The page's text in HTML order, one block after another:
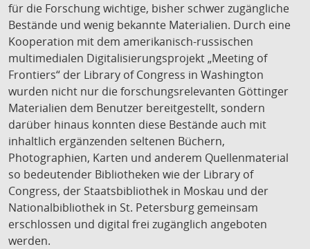
für die Forschung wichtige, bisher schwer zugängliche
Bestände und wenig bekannte Materialien. Durch eine
Kooperation mit dem amerikanisch-russischen
multimedialen Digitalisierungsprojekt „Meeting of
Frontiers“ der Library of Congress in Washington
wurden nicht nur die forschungsrelevanten Göttinger
Materialien dem Benutzer bereitgestellt, sondern
darüber hinaus konnten diese Bestände auch mit
inhaltlich ergänzenden seltenen Büchern,
Photographien, Karten und anderem Quellenmaterial
so bedeutender Bibliotheken wie der Library of
Congress, der Staatsbibliothek in Moskau und der
Nationalbibliothek in St. Petersburg gemeinsam
erschlossen und digital frei zugänglich angeboten
werden.